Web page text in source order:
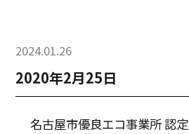
2024.01.26
2020年2月25日
名古屋市優良エコ事業所 認定